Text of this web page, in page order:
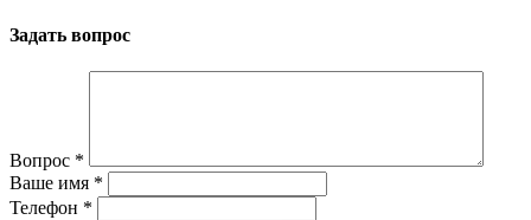
Задать вопрос
Вопрос *
Ваше имя *
Телефон *